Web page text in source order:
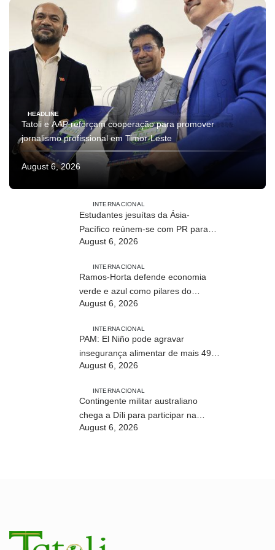
HEADLINE
Tatoli e AAP reforçam cooperação para promover
jornalismo profissional em Timor-Leste
August 6, 2026
INTERNACIONAL
Estudantes jesuítas da Ásia-
Pacífico reúnem-se com PR para
conhecer processo de paz no país
August 6, 2026
INTERNACIONAL
Ramos-Horta defende economia
verde e azul como pilares do
desenvolvimento sustentável de
August 6, 2026
INTERNACIONAL
PAM: El Niño pode agravar
insegurança alimentar de mais 49
milhões de pessoas até 2027
August 6, 2026
INTERNACIONAL
Contingente militar australiano
chega a Díli para participar na
Maratona Internacional de 2026
August 6, 2026